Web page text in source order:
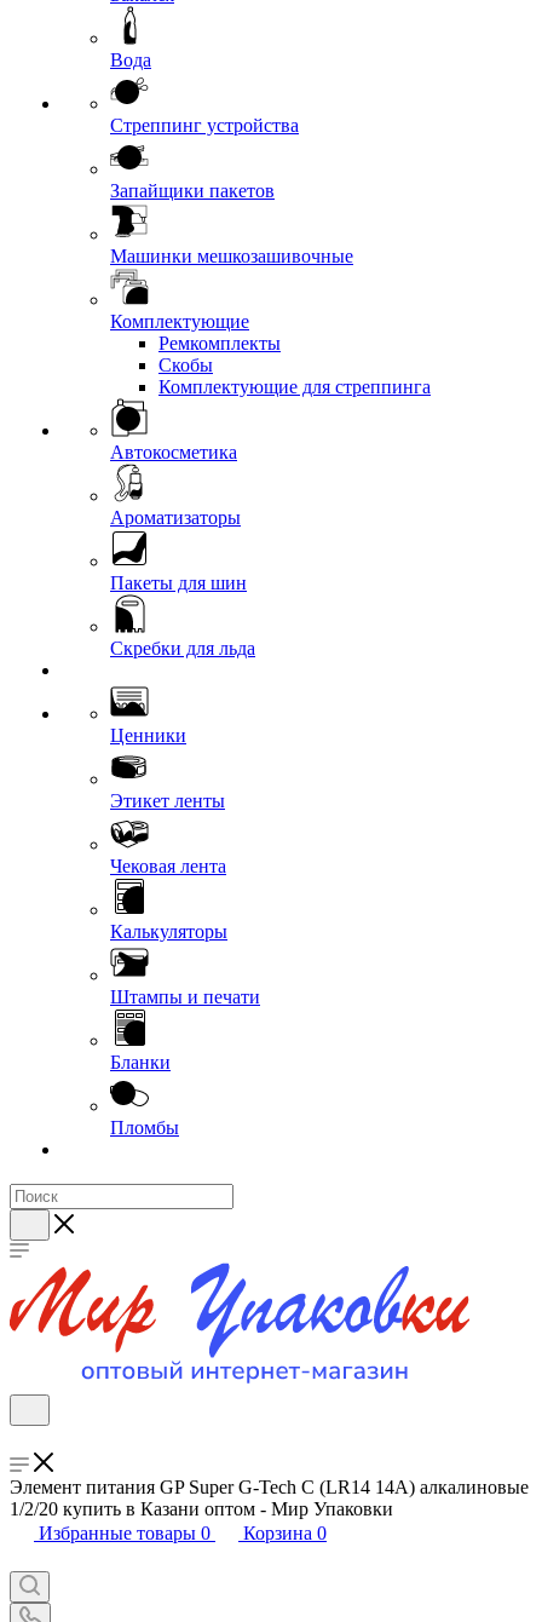
Вода
Стреппинг устройства
Запайщики пакетов
Машинки мешкозашивочные
Комплектующие
Ремкомплекты
Скобы
Комплектующие для стреппинга
Автокосметика
Ароматизаторы
Пакеты для шин
Скребки для льда
Ценники
Этикет ленты
Чековая лента
Калькуляторы
Штампы и печати
Бланки
Пломбы
Элемент питания GP Super G-Tech C (LR14 14А) алкалиновые
1/2/20 купить в Казани оптом - Мир Упаковки
Избранные товары 0 Корзина 0